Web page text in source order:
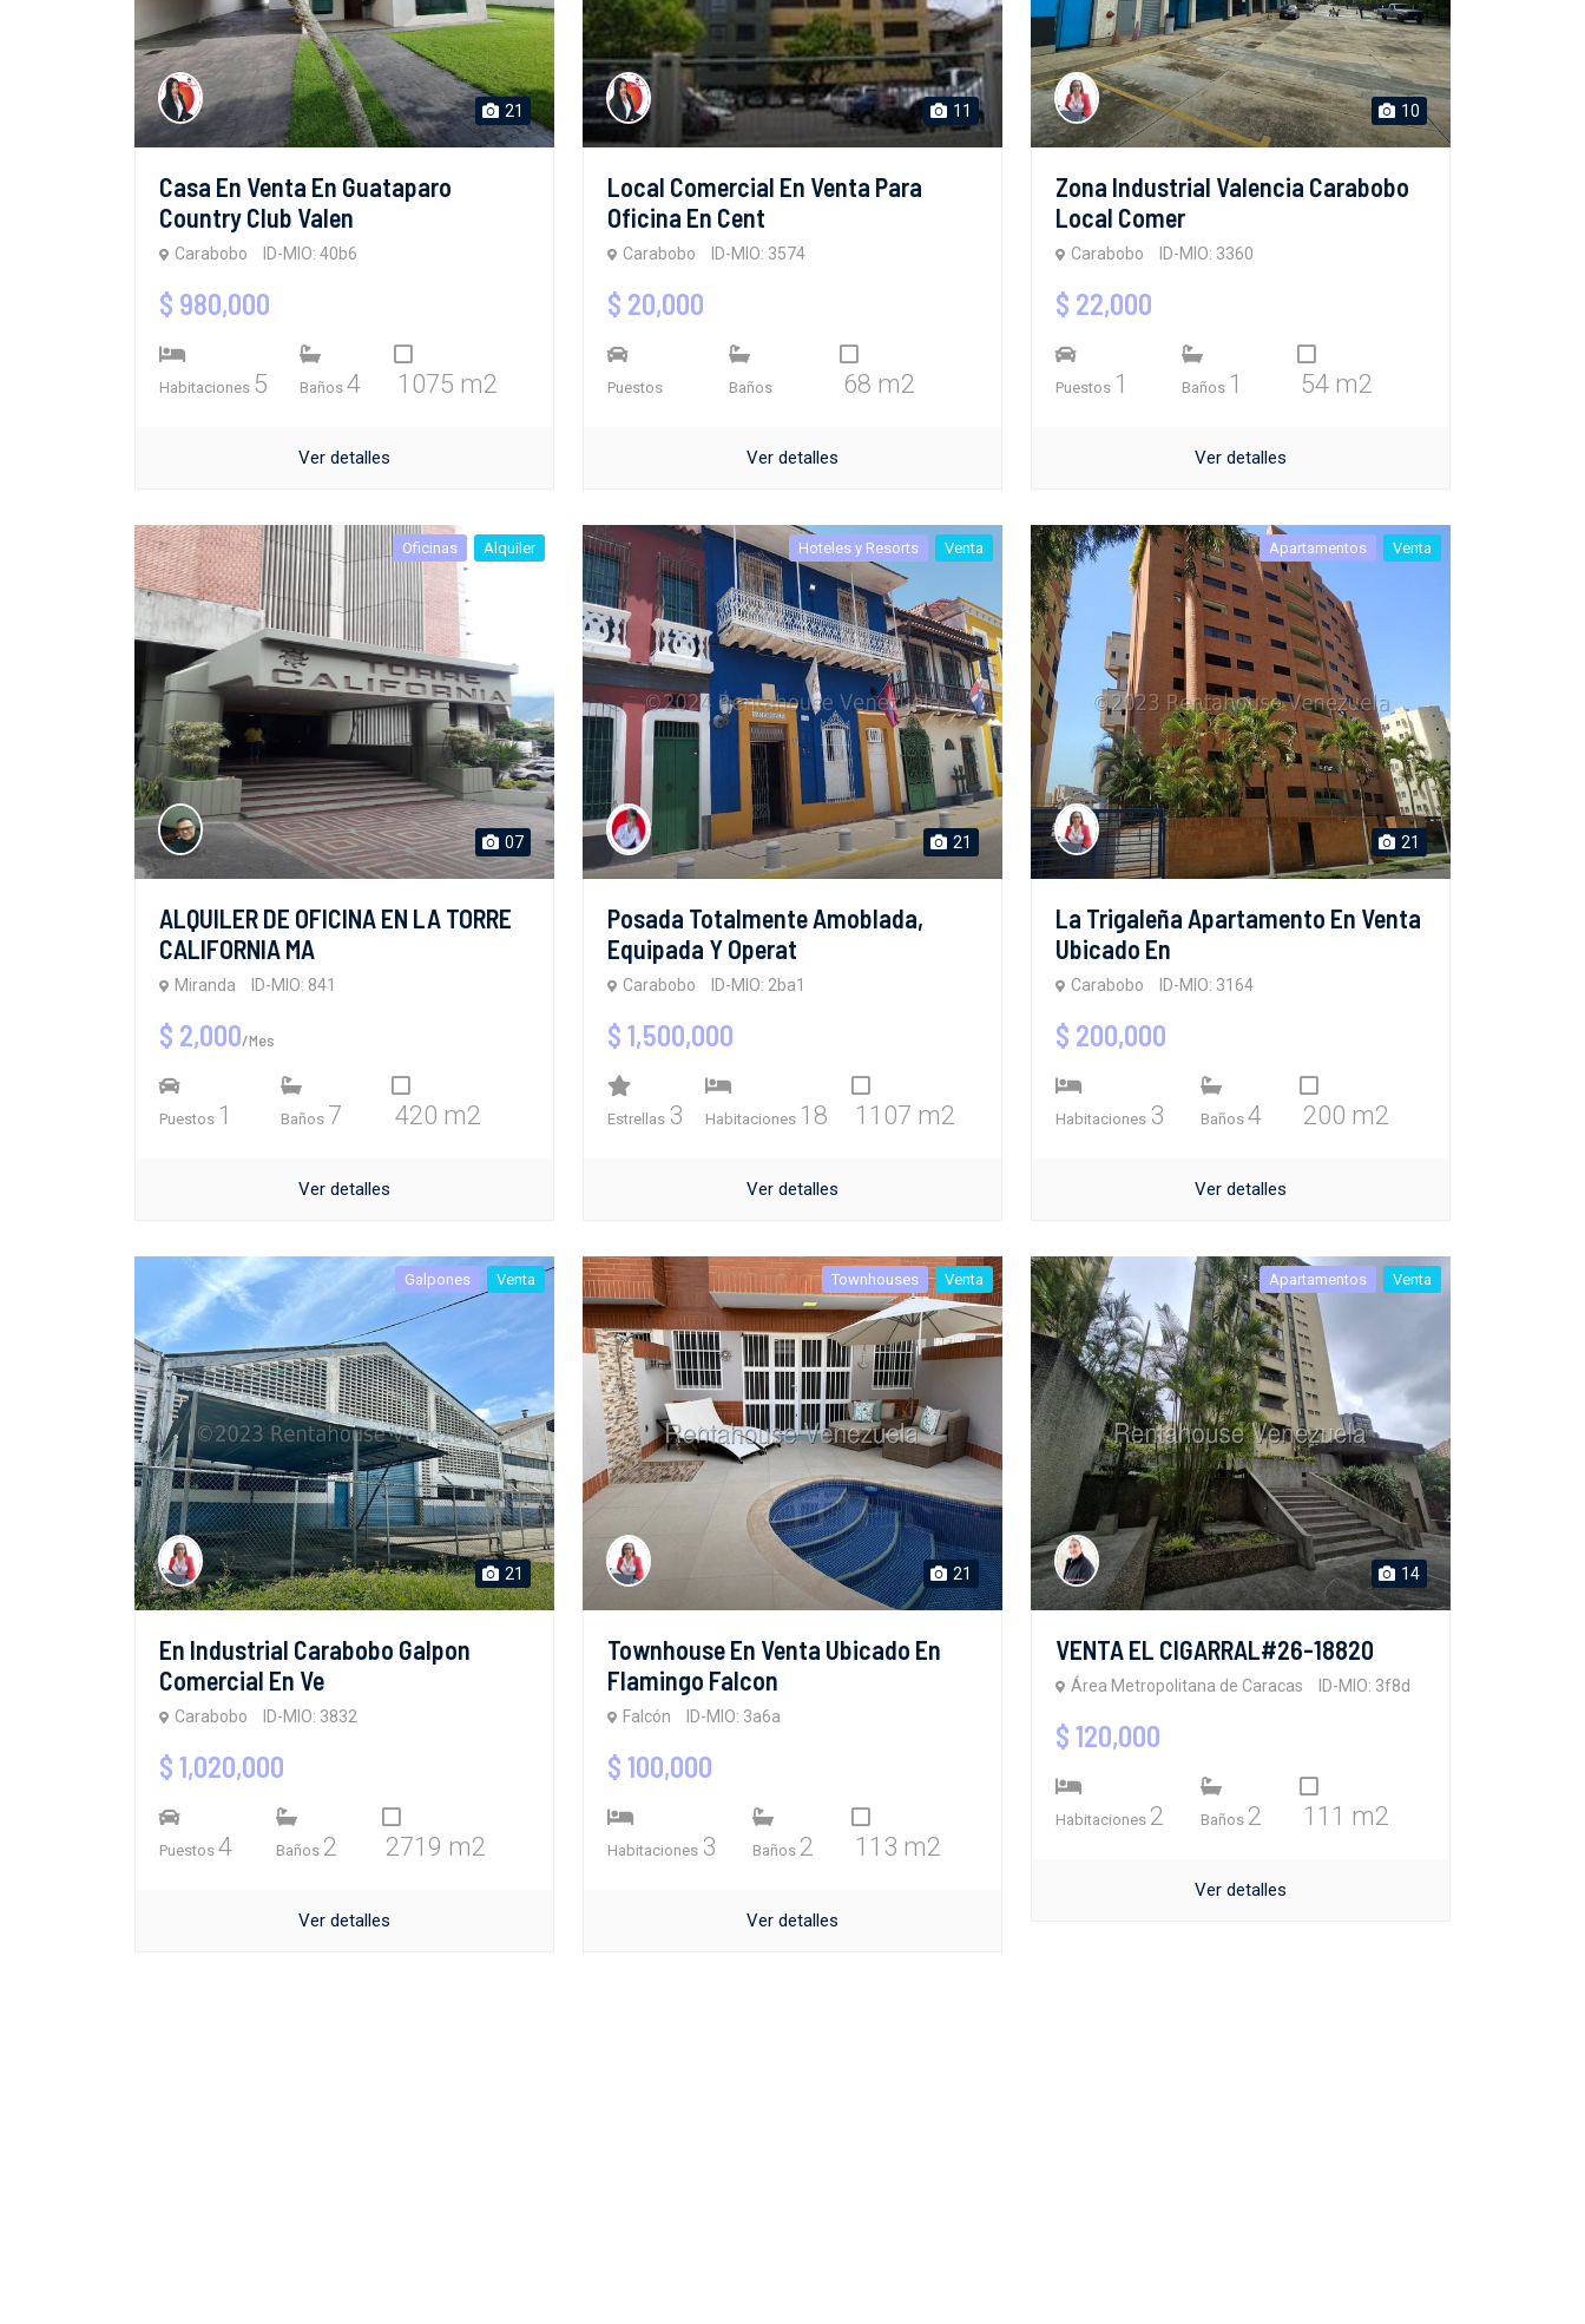
21
Casa En Venta En Guataparo
Country Club Valen
Carabobo ID-MIO: 40b6
$ 980,000
Habitaciones 5 Baños 4 1075 m2
Ver detalles
11
Local Comercial En Venta Para
Oficina En Cent
Carabobo ID-MIO: 3574
$ 20,000
Puestos Baños 68 m2
Ver detalles
10
Zona Industrial Valencia Carabobo
Local Comer
Carabobo ID-MIO: 3360
$ 22,000
Puestos 1 Baños 1 54 m2
Ver detalles
Oficinas Alquiler
07
ALQUILER DE OFICINA EN LA TORRE
CALIFORNIA MA
Miranda ID-MIO: 841
$ 2,000/Mes
Puestos 1 Baños 7 420 m2
Ver detalles
Hoteles y Resorts Venta
21
Posada Totalmente Amoblada,
Equipada Y Operat
Carabobo ID-MIO: 2ba1
$ 1,500,000
Estrellas 3 Habitaciones 18 1107 m2
Ver detalles
Apartamentos Venta
21
La Trigaleña Apartamento En Venta
Ubicado En
Carabobo ID-MIO: 3164
$ 200,000
Habitaciones 3 Baños 4 200 m2
Ver detalles
Galpones Venta
21
En Industrial Carabobo Galpon
Comercial En Ve
Carabobo ID-MIO: 3832
$ 1,020,000
Puestos 4 Baños 2 2719 m2
Ver detalles
Townhouses Venta
21
Townhouse En Venta Ubicado En
Flamingo Falcon
Falcón ID-MIO: 3a6a
$ 100,000
Habitaciones 3 Baños 2 113 m2
Ver detalles
Apartamentos Venta
14
VENTA EL CIGARRAL#26-18820
Área Metropolitana de Caracas ID-MIO: 3f8d
$ 120,000
Habitaciones 2 Baños 2 111 m2
Ver detalles